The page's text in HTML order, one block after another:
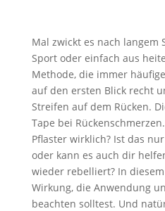
Mal zwickt es nach langem
Sport oder einfach aus
Methode, die immer
auf den ersten Blick recht
Streifen auf dem Rücken.
Tape bei
Pflaster wirklich? Ist das
oder kann es auch dir
wieder rebelliert? In
Wirkung, die Anwendung
beachten solltest. Und